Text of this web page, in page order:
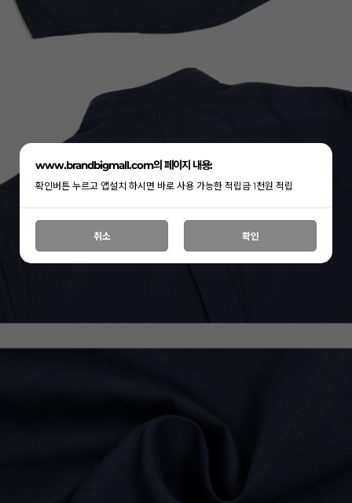
www.brandbigmall.com의 페이지 내용:
확인버튼 누르고 앱설치 하시면 바로 사용 가능한 적립금 1천원 적립
취소 확인